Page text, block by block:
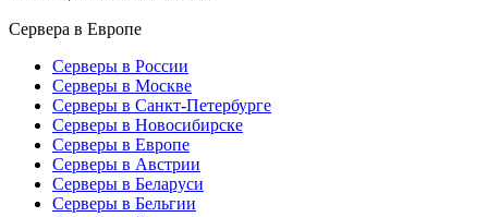
Сервера в Европе
Серверы в России
Серверы в Москве
Серверы в Санкт-Петербурге
Серверы в Новосибирске
Серверы в Европе
Серверы в Австрии
Серверы в Беларуси
Серверы в Бельгии